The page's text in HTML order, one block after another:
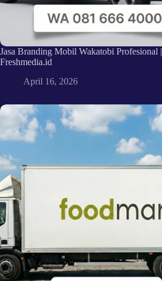
Jasa Branding Mobil Wakatobi Profesional |
Freshmedia.id
April 16, 2026